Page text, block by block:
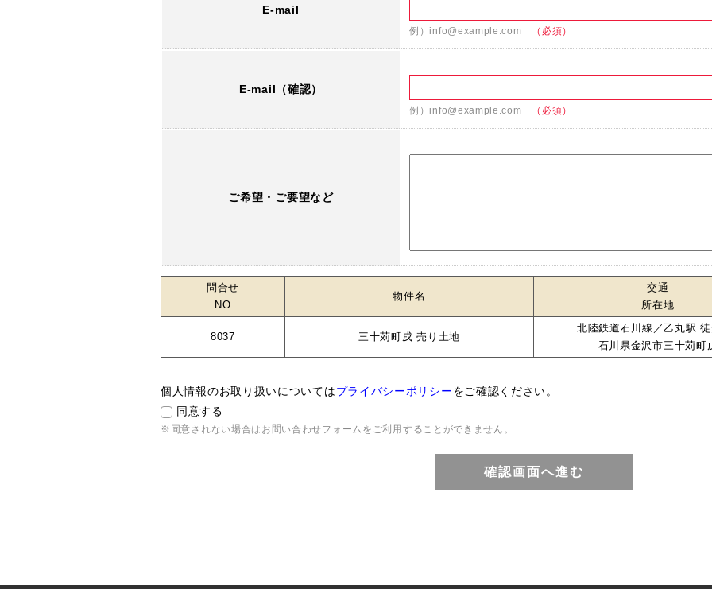
E-mail
例）info@example.com （必須）
E-mail（確認）
例）info@example.com （必須）
ご希望・ご要望など
問合せ
NO
物件名
交通
所在地
8037 三十苅町戌 売り土地
北陸鉄道石川線／乙丸駅
石川県金沢市三十苅町
個人情報のお取り扱いについてはプライバシーポリシーをご確認ください。
同意する
※同意されない場合はお問い合わせフォームをご利用することができません。